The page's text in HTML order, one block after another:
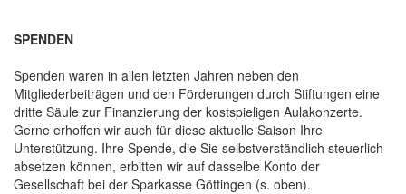
SPENDEN
Spenden waren in allen letzten Jahren neben den
Mitgliederbeiträgen und den Förderungen durch Stiftungen eine
dritte Säule zur Finanzierung der kostspieligen Aulakonzerte.
Gerne erhoffen wir auch für diese aktuelle Saison Ihre
Unterstützung. Ihre Spende, die Sie selbstverständlich steuerlich
absetzen können, erbitten wir auf dasselbe Konto der
Gesellschaft bei der Sparkasse Göttingen (s. oben).